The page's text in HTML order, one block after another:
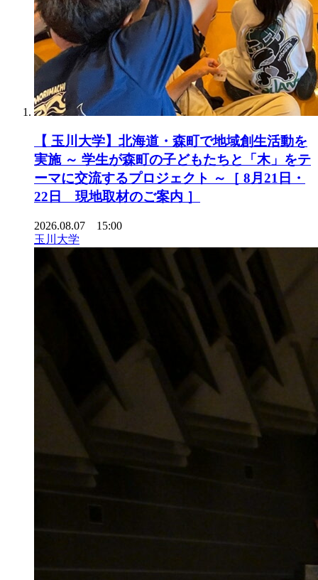
【 玉川大学】北海道・森町で地域創生活動を
実施 ～ 学生が森町の子どもたちと「木」をテ
ーマに交流するプロジェクト ～［ 8月21日・
22日 現地取材のご案内 ］
2026.08.07 15:00
玉川大学